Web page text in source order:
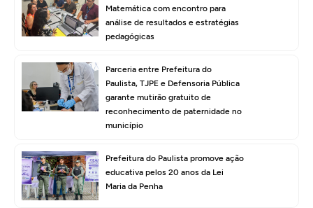
Matemática com encontro para
análise de resultados e estratégias
pedagógicas
Parceria entre Prefeitura do
Paulista, TJPE e Defensoria Pública
garante mutirão gratuito de
reconhecimento de paternidade no
município
Prefeitura do Paulista promove ação
educativa pelos 20 anos da Lei
Maria da Penha